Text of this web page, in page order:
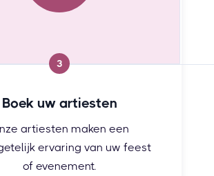
3
Boek uw artiesten
artiesten maken een
ervaring van uw feest
of evenement.